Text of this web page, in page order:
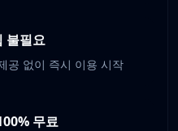
불필요
공 없이 즉시 이용 시작
무료